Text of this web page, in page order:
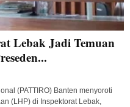
Lebak Jadi Temuan
(PATTIRO) Banten menyoroti
(LHP) di Inspektorat Lebak,